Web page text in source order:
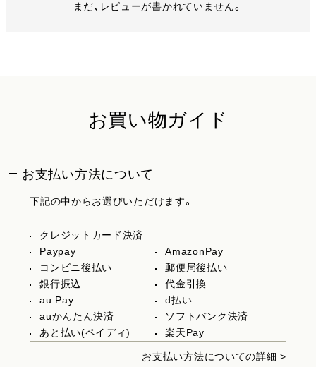
まだ、レビューが書かれていません。
お買い物ガイド
お支払い方法について
下記の中からお選びいただけます。
クレジットカード決済
Paypay
AmazonPay
コンビニ後払い
郵便局後払い
銀行振込
代金引換
au Pay
d払い
auかんたん決済
ソフトバンク決済
あと払い(ペイディ)
楽天Pay
お支払い方法についての詳細 >